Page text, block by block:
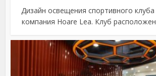
Дизайн освещения спортивного
компания Hoare Lea. Клуб